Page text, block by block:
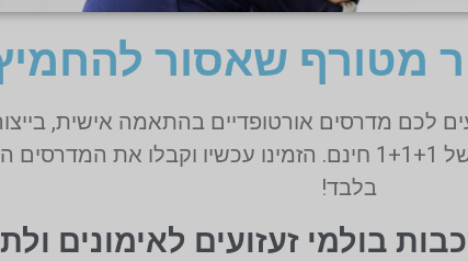
מטורף שאסור
לכם מדרסים אורטופדיים בהתאמה אישית,
למחיר הטוב ביותר בישראל במסגרת מבצע מטורף של 1+1+1 חינם. הזמינו
בלבד!